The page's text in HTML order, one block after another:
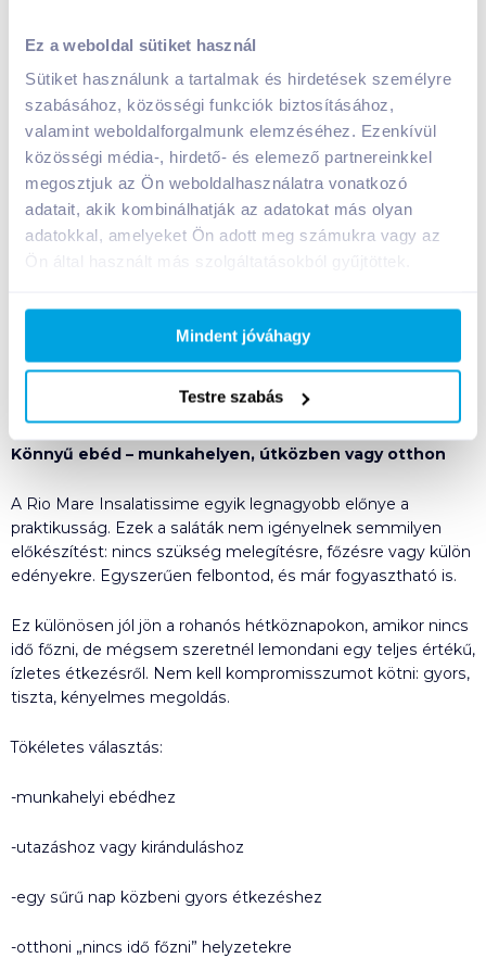
Ez a weboldal sütiket használ
Sütiket használunk a tartalmak és hirdetések személyre
szabásához, közösségi funkciók biztosításához,
valamint weboldalforgalmunk elemzéséhez. Ezenkívül
közösségi média-, hirdető- és elemező partnereinkkel
megosztjuk az Ön weboldalhasználatra vonatkozó
adatait, akik kombinálhatják az adatokat más olyan
adatokkal, amelyeket Ön adott meg számukra vagy az
Mindent jóváhagy
Testre szabás
más élményt ad.
kuszkuszos és quinoásváltozatok modernebb,
könnyedebb irányt képviselnek, ideálisak, ha valami
frissebbre és lazábbra vágysz, akár egy könnyű ebédhez
vagy nyári étkezéshez.
Alencsés, babos vagy csicseriborsóssaláták ezzel
szemben teltebbek, laktatóbbak, így akkor is jó választások,
ha hosszabb időre szeretnél energiát nyerni, például egy
kukoricás vagy mediterránjellegű változatok
zöldségesebb, napfényesebb ízvilágot hoznak, amelyek
különösen jól esnek melegebb napokon vagy egy gyors,
könnyed étkezés részeként.
Könnyű ebéd – munkahelyen, útközben vagy otthon
A Rio Mare Insalatissime egyik legnagyobb előnye a
praktikusság. Ezek a saláták nem igényelnek semmilyen
előkészítést: nincs szükség melegítésre, főzésre vagy külön
edényekre. Egyszerűen felbontod, és már fogyasztható is.
Ez különösen jól jön a rohanós hétköznapokon, amikor nincs
idő főzni, de mégsem szeretnél lemondani egy teljes értékű,
ízletes étkezésről. Nem kell kompromisszumot kötni: gyors,
tiszta, kényelmes megoldás.
Tökéletes választás:
-munkahelyi ebédhez
-utazáshoz vagy kiránduláshoz
-egy sűrű nap közbeni gyors étkezéshez
-otthoni „nincs idő főzni” helyzetekre